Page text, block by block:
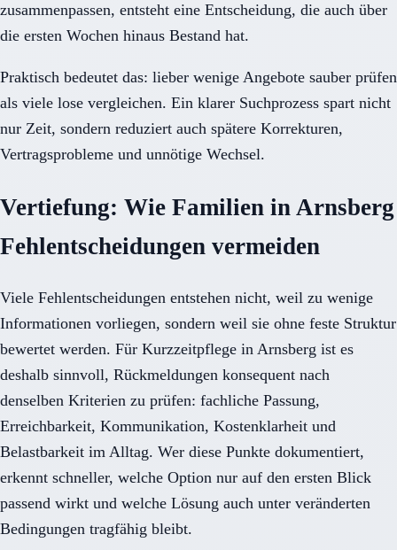
zusammenpassen, entsteht eine Entscheidung, die auch über
die ersten Wochen hinaus Bestand hat.
Praktisch bedeutet das: lieber wenige Angebote sauber prüfen
als viele lose vergleichen. Ein klarer Suchprozess spart nicht
nur Zeit, sondern reduziert auch spätere Korrekturen,
Vertragsprobleme und unnötige Wechsel.
Vertiefung: Wie Familien in Arnsberg
Fehlentscheidungen vermeiden
Viele Fehlentscheidungen entstehen nicht, weil zu wenige
Informationen vorliegen, sondern weil sie ohne feste Struktur
bewertet werden. Für Kurzzeitpflege in Arnsberg ist es
deshalb sinnvoll, Rückmeldungen konsequent nach
denselben Kriterien zu prüfen: fachliche Passung,
Erreichbarkeit, Kommunikation, Kostenklarheit und
Belastbarkeit im Alltag. Wer diese Punkte dokumentiert,
erkennt schneller, welche Option nur auf den ersten Blick
passend wirkt und welche Lösung auch unter veränderten
Bedingungen tragfähig bleibt.